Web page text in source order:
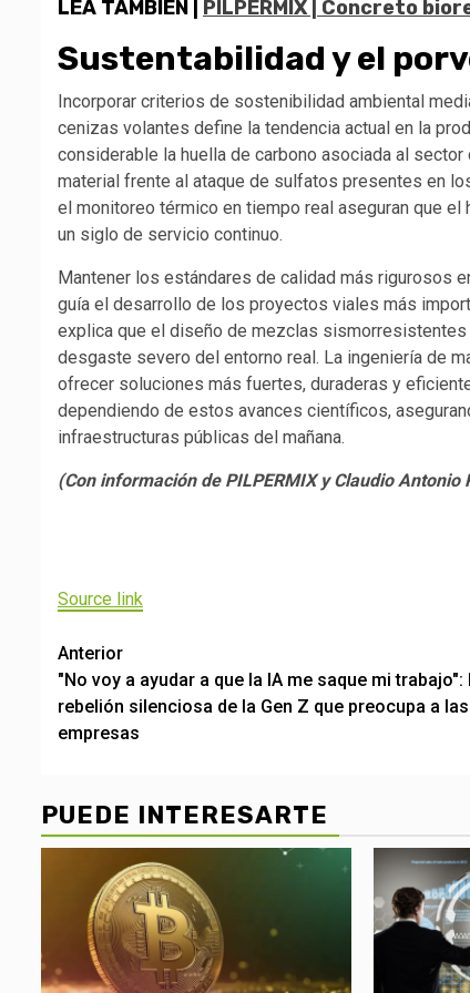
LEA TAMBIÉN | PILPERMIX | Concreto
Sustentabilidad y el
Incorporar criterios de sostenibilidad ambiental
cenizas volantes define la tendencia actual en la
considerable la huella de carbono asociada al
material frente al ataque de sulfatos presentes en
el monitoreo térmico en tiempo real aseguran que
un siglo de servicio continuo.
Mantener los estándares de calidad más rigurosos
guía el desarrollo de los proyectos viales más
explica que el diseño de mezclas
desgaste severo del entorno real. La ingeniería de
ofrecer soluciones más fuertes, duraderas y
dependiendo de estos avances científicos,
infraestructuras públicas del mañana.
(Con información de PILPERMIX y Claudio Antonio
entradas
Source link
Post
navigation
Anterior
"No voy a ayudar a que la IA me saque mi trabajo":
rebelión silenciosa de la Gen Z que preocupa a las
empresas
PUEDE INTERESARTE